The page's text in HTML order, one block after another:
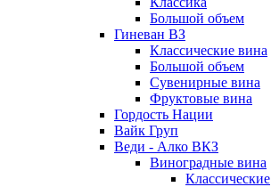
Большой объем
Гиневан ВЗ
Классические вина
Большой объем
Сувенирные вина
Фруктовые вина
Гордость Нации
Вайк Груп
Веди - Алко ВКЗ
Виноградные вина
Классические